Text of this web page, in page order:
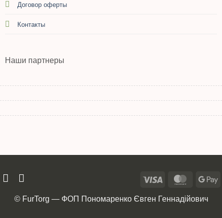
Договор оферты
Контакты
Наши партнеры
© FurTorg — ФОП Пономаренко Євген Геннадійович